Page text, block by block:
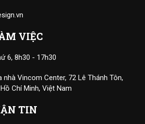
VIỆC
6, 8h30 - 17h30
nhà Vincom Center, 72 Lê Thánh Tôn,
Chí Minh, Việt Nam
TIN